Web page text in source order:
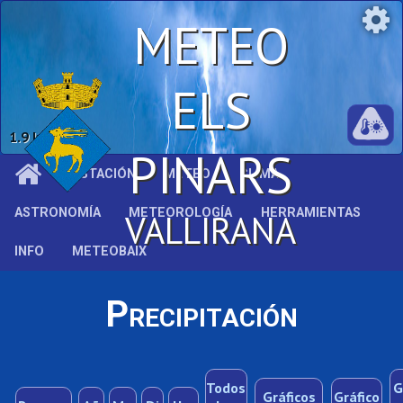
1.9 km/h
METEO
ELS
PINARS
VALLIRANA
ESTACIÓN METEO CLIMA
ASTRONOMÍA METEOROLOGÍA HERRAMIENTAS
INFO METEOBAIX
Precipitación
Todos
Gráficos
Gráfico